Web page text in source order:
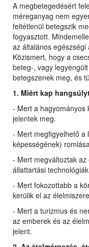
A megbetegedésért
méreganyag nem
feltétlenül betegszik
fogyasztott.
az általános
Közismert, hogy a
beteg-, vagy
betegszenek meg, és
1. Miért kap
- Mert a hagyományos
jelentek meg.
- Mert megfigyelhető a
képességének)
- Mert megváltoztak
állattartási
- Mert fokozottabb a
kerülik el az
- Mert a turizmus és
az emberek és az
jelent.